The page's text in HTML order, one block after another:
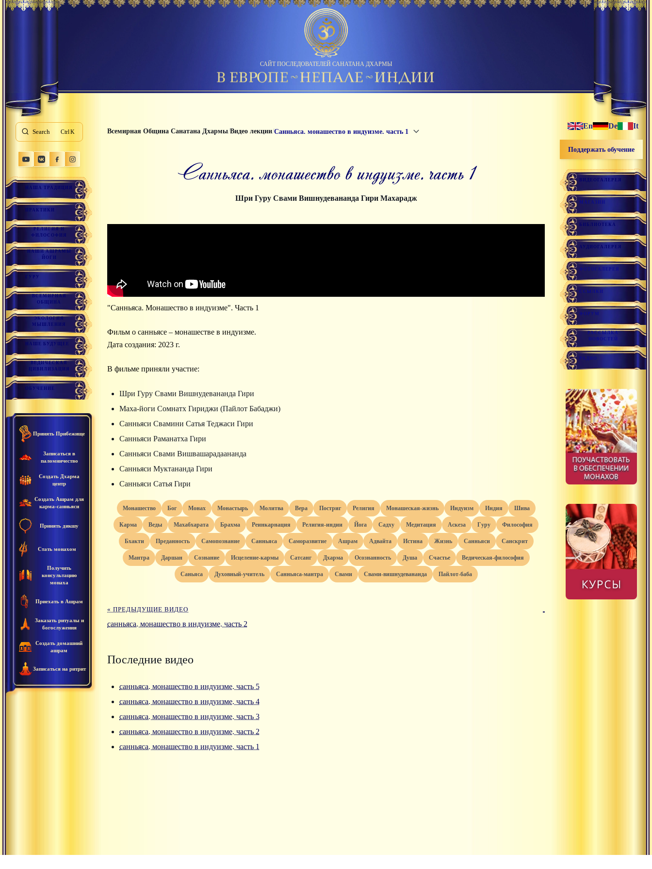
САЙТ ПОСЛЕДОВАТЕЛЕЙ САНАТАНА ДХАРМЫ
Search K
НАША ТРАДИЦИЯ
ПРАКТИКИ
РЕЛИГИЯ И
ФИЛОСОФИЯ
НАШИ АШРАМЫ
ЙОГИ
ГУРУ
ВСЕМИРНАЯ
ОБЩИНА
ЭКОЛОГИЯ
МЫШЛЕНИЯ
НАШЕ БУДУЩЕЕ
ВЕДИЧЕСКАЯ
ЦИВИЛИЗАЦИЯ
ОБУЧЕНИЕ
Принять Прибежище
Записаться в
паломничество
Создать Дхарма
центр
Создать Ашрам для
карма-санньяси
Принять дикшу
Стать монахом
Получить
консультацию
монаха
Приехать в Ашрам
Заказать ритуалы и
богослужения
Создать домашний
ашрам
Записаться на ритрит
Всемирная Община Санатана Дхармы/Видео лекции/Санньяса. монашество в индуизме. часть 1
санньяса. монашество в индуизме. часть 1
Шри Гуру Свами Вишнудевананда Гири Махарадж
"Санньяса. Монашество в индуизме". Часть 1
Фильм о санньясе – монашестве в индуизме.
Дата создания: 2023 г.
В фильме приняли участие:
Шри Гуру Свами Вишнудевананда Гири
Маха-йоги Сомнатх Гириджи (Пайлот Бабаджи)
Санньяси Свамини Сатья Теджаси Гири
Санньяси Раманатха Гири
Санньяси Свами Вишвашарадаананда
Санньяси Муктананда Гири
Санньяси Сатья Гири
монашество бог монах монастырь молитва вера постриг религия монашеская-жизнь индуизм индия шива
карма веды махабхарата брахма реинкарнация религия-индии йога садху медитация аскеза гуру философия
бхакти преданность самопознание санньяса саморазвитие ашрам адвайта истина жизнь санньяси санскрит
мантра даршан сознание исцеление-кармы сатсанг дхарма осознанность душа счастье ведическая-философия
саньяса духовный-учитель санньяса-мантра свами свами-вишнудевананда пайлот-баба
« ПРЕДЫДУЩИЕ ВИДЕО
санньяса. монашество в индуизме. часть 2
Последние видео
санньяса. монашество в индуизме. часть 5
санньяса. монашество в индуизме. часть 4
санньяса. монашество в индуизме. часть 3
санньяса. монашество в индуизме. часть 2
санньяса. монашество в индуизме. часть 1
En De It
Поддержать обучение
ВИДЕОГАЛЕРЕЯ
МАГАЗИН
БИБЛИОТЕКА
АУДИОГАЛЕРЕЯ
ФОТОГАЛЕРЕЯ
ССЫЛКИ
ФОРУМ
РАССЫЛКА
НОВОСТЕЙ
РАДИО